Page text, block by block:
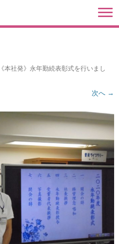
《本社発》永年勤続表彰式を行いまし
次へ →